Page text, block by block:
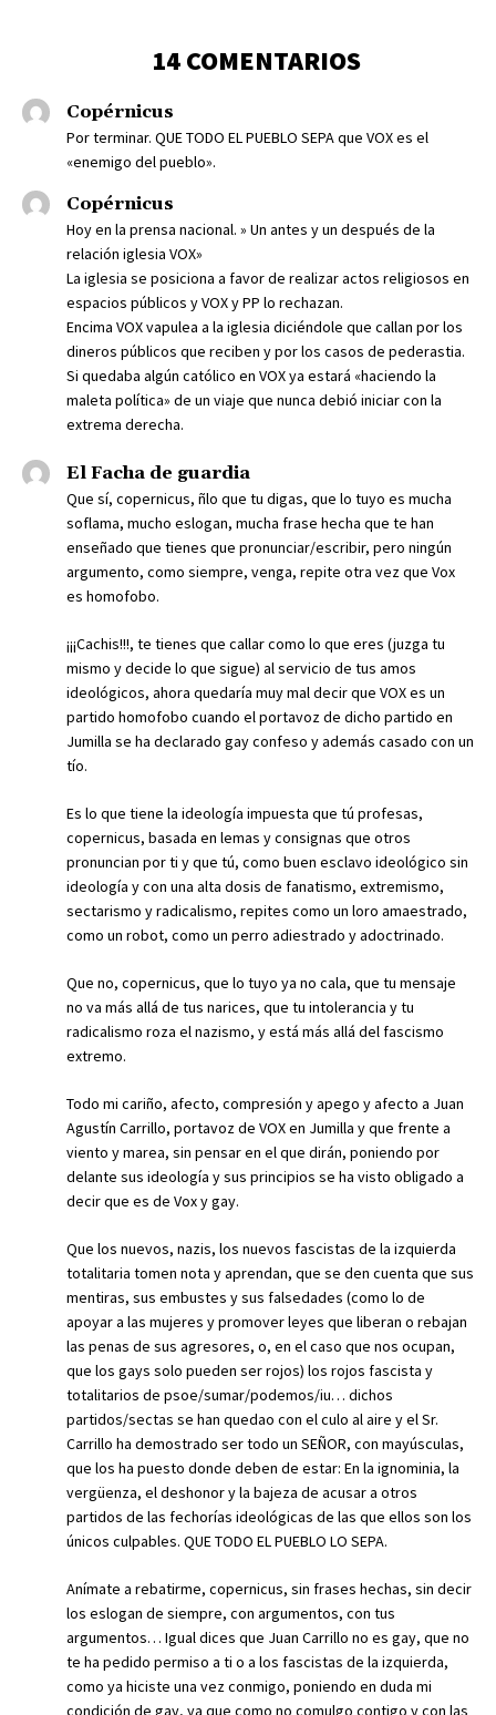
14 COMENTARIOS
Copérnicus
Por terminar. QUE TODO EL PUEBLO SEPA que VOX es el
«enemigo del pueblo».
Copérnicus
Hoy en la prensa nacional. » Un antes y un después de la
relación iglesia VOX»
La iglesia se posiciona a favor de realizar actos religiosos en
espacios públicos y VOX y PP lo rechazan.
Encima VOX vapulea a la iglesia diciéndole que callan por los
dineros públicos que reciben y por los casos de pederastia.
Si quedaba algún católico en VOX ya estará «haciendo la
maleta política» de un viaje que nunca debió iniciar con la
extrema derecha.
El Facha de guardia
Que sí, copernicus, ñlo que tu digas, que lo tuyo es mucha
soflama, mucho eslogan, mucha frase hecha que te han
enseñado que tienes que pronunciar/escribir, pero ningún
argumento, como siempre, venga, repite otra vez que Vox
es homofobo.
¡¡¡Cachis!!!, te tienes que callar como lo que eres (juzga tu
mismo y decide lo que sigue) al servicio de tus amos
ideológicos, ahora quedaría muy mal decir que VOX es un
partido homofobo cuando el portavoz de dicho partido en
Jumilla se ha declarado gay confeso y además casado con un
tío.
Es lo que tiene la ideología impuesta que tú profesas,
copernicus, basada en lemas y consignas que otros
pronuncian por ti y que tú, como buen esclavo ideológico sin
ideología y con una alta dosis de fanatismo, extremismo,
sectarismo y radicalismo, repites como un loro amaestrado,
como un robot, como un perro adiestrado y adoctrinado.
Que no, copernicus, que lo tuyo ya no cala, que tu mensaje
no va más allá de tus narices, que tu intolerancia y tu
radicalismo roza el nazismo, y está más allá del fascismo
extremo.
Todo mi cariño, afecto, compresión y apego y afecto a Juan
Agustín Carrillo, portavoz de VOX en Jumilla y que frente a
viento y marea, sin pensar en el que dirán, poniendo por
delante sus ideología y sus principios se ha visto obligado a
decir que es de Vox y gay.
Que los nuevos, nazis, los nuevos fascistas de la izquierda
totalitaria tomen nota y aprendan, que se den cuenta que sus
mentiras, sus embustes y sus falsedades (como lo de
apoyar a las mujeres y promover leyes que liberan o rebajan
las penas de sus agresores, o, en el caso que nos ocupan,
que los gays solo pueden ser rojos) los rojos fascista y
totalitarios de psoe/sumar/podemos/iu… dichos
partidos/sectas se han quedao con el culo al aire y el Sr.
Carrillo ha demostrado ser todo un SEÑOR, con mayúsculas,
que los ha puesto donde deben de estar: En la ignominia, la
vergüenza, el deshonor y la bajeza de acusar a otros
partidos de las fechorías ideológicas de las que ellos son los
únicos culpables. QUE TODO EL PUEBLO LO SEPA.
Anímate a rebatirme, copernicus, sin frases hechas, sin decir
los eslogan de siempre, con argumentos, con tus
argumentos… Igual dices que Juan Carrillo no es gay, que no
te ha pedido permiso a ti o a los fascistas de la izquierda,
como ya hiciste una vez conmigo, poniendo en duda mi
condición de gay, ya que como no comulgo contigo y con las